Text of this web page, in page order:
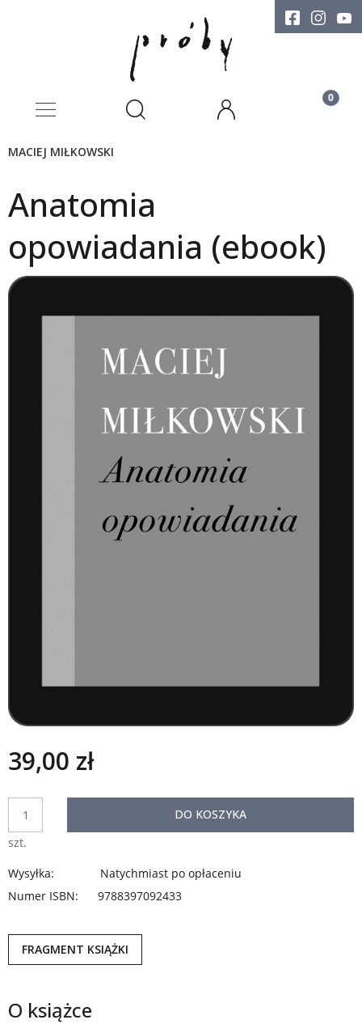
MACIEJ MIŁKOWSKI
Anatomia
opowiadania (ebook)
39,00 zł
szt.
DO KOSZYKA
Wysyłka:
Natychmiast po opłaceniu
Numer ISBN:
9788397092433
FRAGMENT KSIĄŻKI
O książce